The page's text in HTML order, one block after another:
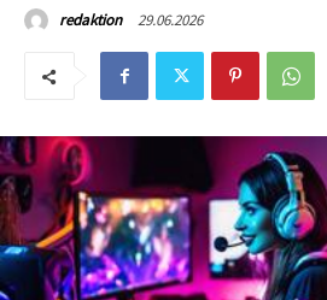
redaktion 29.06.2026